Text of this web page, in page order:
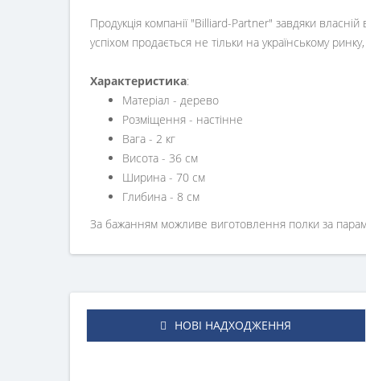
Продукція компанії "Billiard-Partner" завдяки
успіхом продається не тільки на українському
Характеристика:
Матеріал - дерево
Розміщення - настінне
Вага - 2 кг
Висота - 36 см
Ширина - 70 см
Глибина - 8 см
За бажанням можливе виготовлення полки за
НОВІ НАДХОДЖЕННЯ